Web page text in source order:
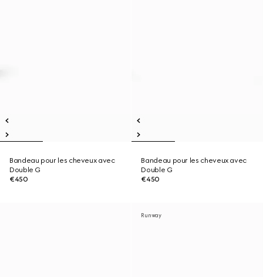
Bandeau pour les cheveux avec
Double G
€450
Bandeau pour les cheveux avec
Double G
€450
Runway